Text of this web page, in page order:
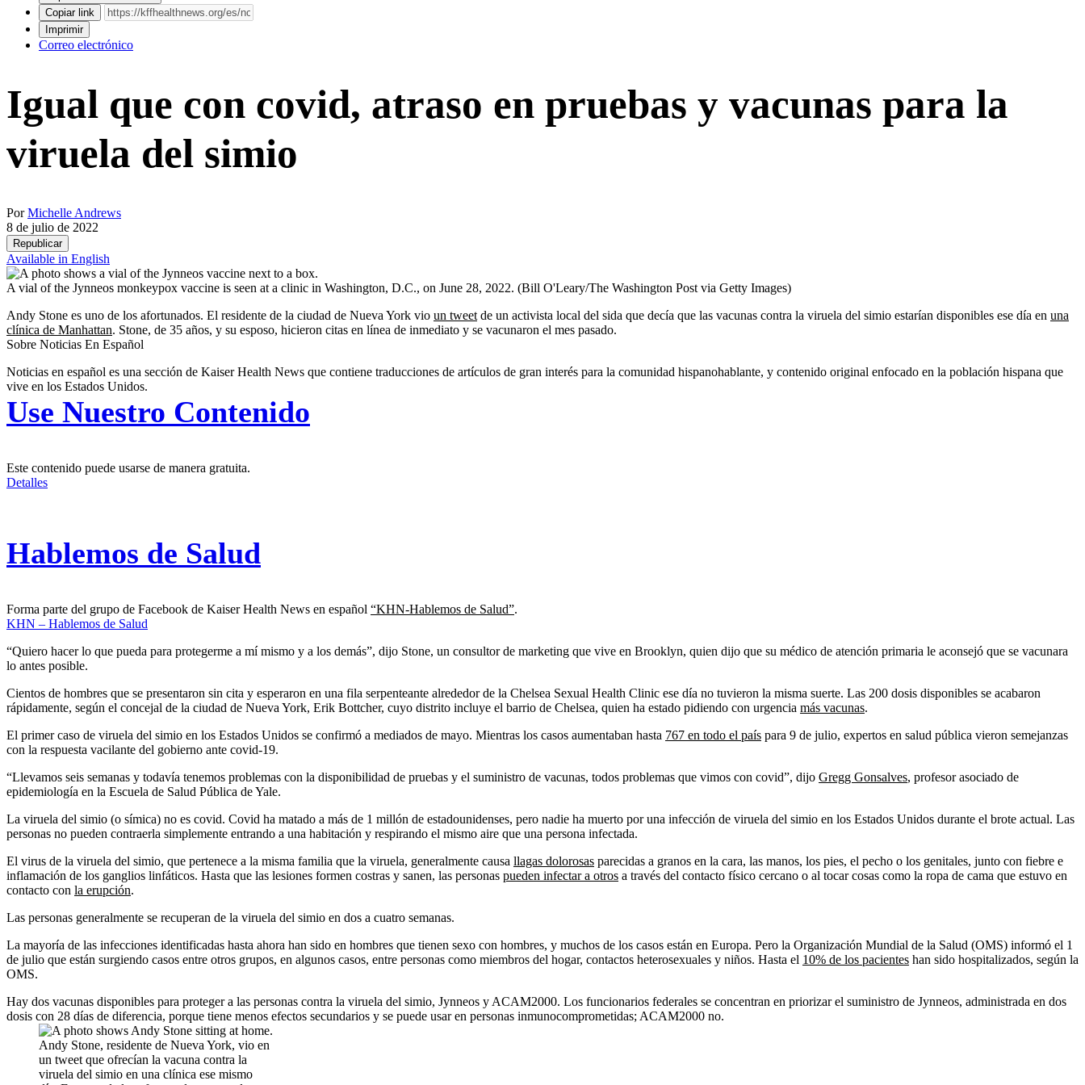
Copiar link
Imprimir
Correo electrónico
Igual que con covid, atraso en pruebas y vacunas para la
viruela del simio
PorMichelle Andrews
8 de julio de 2022
Republicar
Available in English
A vial of the Jynneos monkeypox vaccine is seen at a clinic in Washington, D.C., on June 28, 2022. (Bill O'Leary/The Washington Post via Getty Images)
Andy Stone es uno de los afortunados. El residente de la ciudad de Nueva York vio un tweetde un activista local del sida que decía que las vacunas contra la viruela del simio estarían disponibles ese día en una
clínica de Manhattan. Stone, de 35 años, y su esposo, hicieron citas en línea de inmediato y se vacunaron el mes pasado.
Sobre Noticias En Español
Noticias en español es una sección de Kaiser Health News que contiene traducciones de artículos de gran interés para la comunidad hispanohablante, y contenido original enfocado en la población hispana que
vive en los Estados Unidos.
Use Nuestro Contenido
Este contenido puede usarse de manera gratuita.
Detalles
Hablemos de Salud
Forma parte del grupo de Facebook de Kaiser Health News en español “KHN-Hablemos de Salud”.
KHN – Hablemos de Salud
“Quiero hacer lo que pueda para protegerme a mí mismo y a los demás”, dijo Stone, un consultor de marketing que vive en Brooklyn, quien dijo que su médico de atención primaria le aconsejó que se vacunara
lo antes posible.
Cientos de hombres que se presentaron sin cita y esperaron en una fila serpenteante alrededor de la Chelsea Sexual Health Clinic ese día no tuvieron la misma suerte. Las 200 dosis disponibles se acabaron
rápidamente, según el concejal de la ciudad de Nueva York, Erik Bottcher, cuyo distrito incluye el barrio de Chelsea, quien ha estado pidiendo con urgencia más vacunas.
El primer caso de viruela del simio en los Estados Unidos se confirmó a mediados de mayo. Mientras los casos aumentaban hasta 767 en todo el país para 9 de julio, expertos en salud pública vieron semejanzas
con la respuesta vacilante del gobierno ante covid-19.
“Llevamos seis semanas y todavía tenemos problemas con la disponibilidad de pruebas y el suministro de vacunas, todos problemas que vimos con covid”, dijo Gregg Gonsalves, profesor asociado de
epidemiología en la Escuela de Salud Pública de Yale.
La viruela del simio (o símica) no es covid. Covid ha matado a más de 1 millón de estadounidenses, pero nadie ha muerto por una infección de viruela del simio en los Estados Unidos durante el brote actual. Las
personas no pueden contraerla simplemente entrando a una habitación y respirando el mismo aire que una persona infectada.
El virus de la viruela del simio, que pertenece a la misma familia que la viruela, generalmente causa llagas dolorosas parecidas a granos en la cara, las manos, los pies, el pecho o los genitales, junto con fiebre e
inflamación de los ganglios linfáticos. Hasta que las lesiones formen costras y sanen, las personas pueden infectar a otros a través del contacto físico cercano o al tocar cosas como la ropa de cama que estuvo en
contacto con la erupción.
Las personas generalmente se recuperan de la viruela del simio en dos a cuatro semanas.
La mayoría de las infecciones identificadas hasta ahora han sido en hombres que tienen sexo con hombres, y muchos de los casos están en Europa. Pero la Organización Mundial de la Salud (OMS) informó el 1
de julio que están surgiendo casos entre otros grupos, en algunos casos, entre personas como miembros del hogar, contactos heterosexuales y niños. Hasta el 10% de los pacientes han sido hospitalizados, según la
OMS.
Hay dos vacunas disponibles para proteger a las personas contra la viruela del simio, Jynneos y ACAM2000. Los funcionarios federales se concentran en priorizar el suministro de Jynneos, administrada en dos
dosis con 28 días de diferencia, porque tiene menos efectos secundarios y se puede usar en personas inmunocomprometidas; ACAM2000 no.
Andy Stone, residente de Nueva York, vio en
un tweet que ofrecían la vacuna contra la
viruela del simio en una clínica ese mismo